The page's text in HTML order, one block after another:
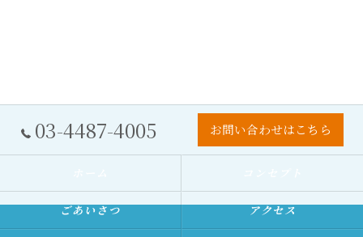
03-4487-4005 お問い合わせはこちら
ごあいさつ アクセス